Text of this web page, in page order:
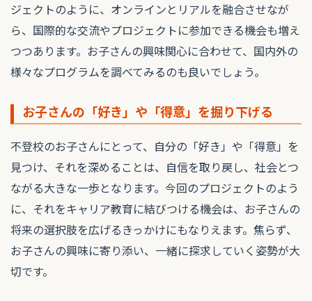
ジェクトのように、オンラインとリアルを融合させなが
ら、国際的な交流やプロジェクトに参加できる機会も増え
つつあります。お子さんの興味関心に合わせて、国内外の
様々なプログラムを調べてみるのも良いでしょう。
お子さんの「好き」や「得意」を掘り下げる
不登校のお子さんにとって、自分の「好き」や「得意」を
見つけ、それを深めることは、自信を取り戻し、社会とつ
ながる大きな一歩となります。今回のプロジェクトのよう
に、それをキャリア教育に結びつける機会は、お子さんの
将来の選択肢を広げるきっかけにもなりえます。焦らず、
お子さんの興味に寄り添い、一緒に探求していく姿勢が大
切です。